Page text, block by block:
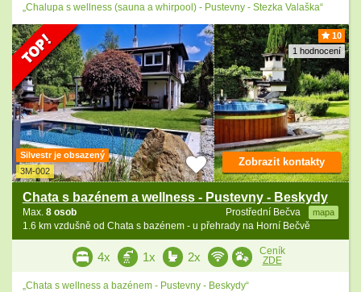
„Chalupa s wellness (sauna a whirpool) - Pustevny - Stezka Valaška“
10
1 hodnocení
Silvestr je obsazený
3M-002
Chata s bazénem a wellness - Pustevny - Beskydy
Prostřední Bečva mapa
Max. 8 osob
1.6 km vzdušně od Chata s bazénem - u přehrady na Horní Bečvě
Zobrazit kontakty
4x 1x 2x
Ceník
ZDE
„Chata s wellness a bazénem - Pustevny - Beskydy“